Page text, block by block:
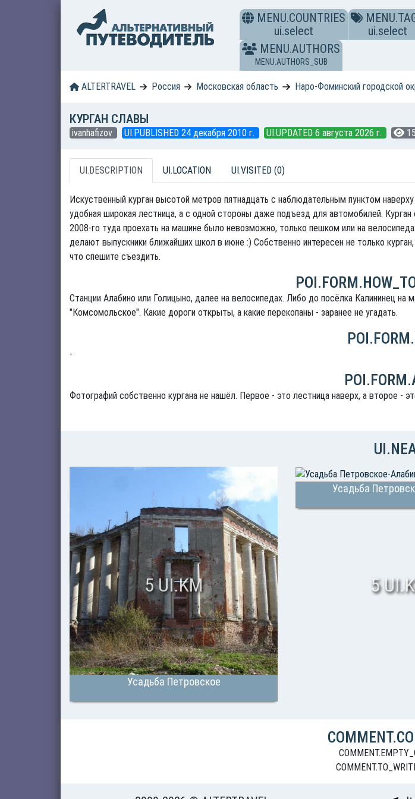
MENU.COUNTRIES
ui.select
ui.select
MENU.AUTHORS
MENU.AUTHORS_SUB
ALTERTRAVEL Россия Московская область Наро-Фоминский городской
КУРГАН СЛАВЫ
ivanhafizov UI.PUBLISHED 24 декабря 2010 г. UI.UPDATED 6 августа 2026 г.
UI.DESCRIPTION UI.LOCATION UI.VISITED (0)
Искуственный курган высотой метров пятнадцать с наблюдательным пунктом
удобная широкая лестница, а с одной стороны даже подъезд для автомобилей.
2008-го туда проехать на машине было невозможно, только пешком или на
делают выпускники ближайших школ в июне :) Собственно интересен не только
что спешите съездить.
Станции Алабино или Голицыно, далее на велосипедах. Либо до посёлка Калининец
"Комсомольское". Какие дороги открыты, а какие перекопаны - заранее не угадать.
-
Фотографий собственно кургана не нашёл. Первое - это лестница наверх, а второе -
Усадьба Петровское
5 UI.KM
Усадьба
5